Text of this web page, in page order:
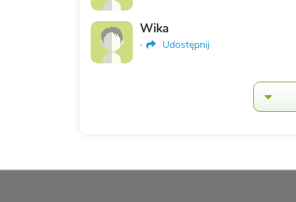
Wika
· Udostępnij